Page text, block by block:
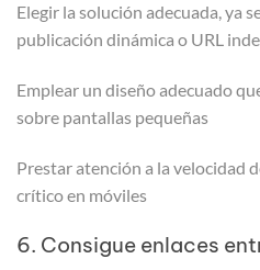
Elegir la solución adecuada, ya
publicación dinámica o URL
Emplear un diseño adecuado
sobre pantallas pequeñas
Prestar atención a la velocidad
crítico en móviles
6. Consigue enlaces